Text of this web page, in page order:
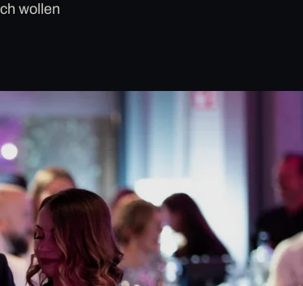
wollen